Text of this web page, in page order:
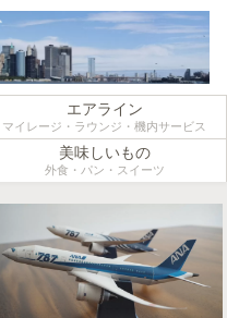
エアライン
マイレージ・ラウンジ・機内サービス
美味しいもの
外食・パン・スイーツ